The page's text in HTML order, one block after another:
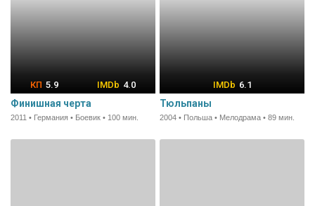
5.9 4.0
Финишная черта
2011 • Германия • Боевик • 100 мин.
6.1
Тюльпаны
2004 • Польша • Мелодрама • 89 мин.